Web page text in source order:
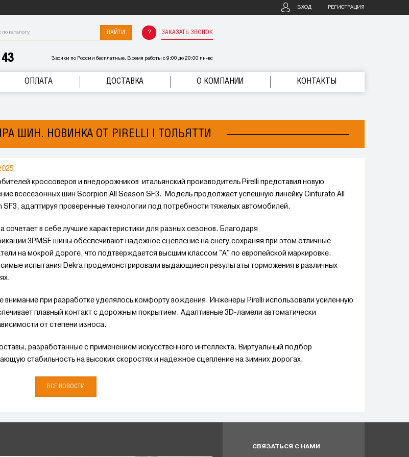
ВХОД РЕГИСТРАЦИЯ
НАЙТИ ЗАКАЗАТЬ ЗВОНОК
Звонки по России бесплатные. Время работы с 9:00 до 20:00 пн-вс
ОПЛАТА ДОСТАВКА О КОМПАНИИ КОНТАКТЫ
ШИН. НОВИНКА ОТ PIRELLI | ТОЛЬЯТТИ
кроссоверов и внедорожников итальянский производитель Pirelli представил новую
всесезонных шин Scorpion All Season SF3. Модель продолжает успешную линейку Cinturato All
SF3, адаптируя проверенные технологии под потребности тяжелых автомобилей.
сочетает в себе лучшие характеристики для разных сезонов. Благодаря
3PMSF шины обеспечивают надежное сцепление на снегу,сохраняя при этом отличные
на мокрой дороге, что подтверждается высшим классом "A" по европейской маркировке.
испытания Dekra продемонстрировали выдающиеся результаты торможения в различных
внимание при разработке уделялось комфорту вождения. Инженеры Pirelli использовали усиленную
плавный контакт с дорожным покрытием. Адаптивные 3D-ламели автоматически
от степени износа.
разработанные с применением искусственного интеллекта. Виртуальный подбор
стабильность на высоких скоростях и надежное сцепление на зимних дорогах.
ВСЕ НОВОСТИ
СВЯЗАТЬСЯ С НАМИ